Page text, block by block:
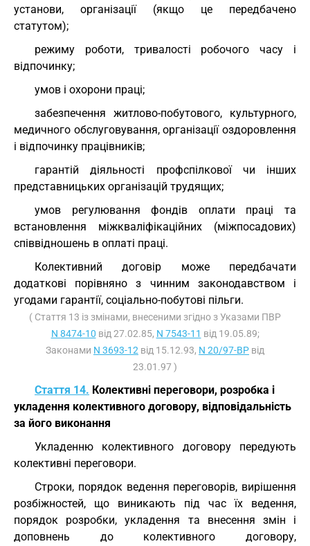
установи, організації (якщо це передбачено
статутом);
режиму роботи, тривалості робочого часу і
відпочинку;
умов і охорони праці;
забезпечення житлово-побутового, культурного,
медичного обслуговування, організації оздоровлення
і відпочинку працівників;
гарантій діяльності профспілкової чи інших
представницьких організацій трудящих;
умов регулювання фондів оплати праці та
встановлення міжкваліфікаційних (міжпосадових)
співвідношень в оплаті праці.
Колективний договір може передбачати
додаткові порівняно з чинним законодавством і
угодами гарантії, соціально-побутові пільги.
( Стаття 13 із змінами, внесеними згідно з Указами ПВР
N 8474-10 від 27.02.85, N 7543-11 від 19.05.89;
Законами N 3693-12 від 15.12.93, N 20/97-ВР від
23.01.97 )
Стаття 14. Колективні переговори, розробка і
укладення колективного договору, відповідальність
за його виконання
Укладенню колективного договору передують
колективні переговори.
Строки, порядок ведення переговорів, вирішення
розбіжностей, що виникають під час їх ведення,
порядок розробки, укладення та внесення змін і
доповнень до колективного договору,